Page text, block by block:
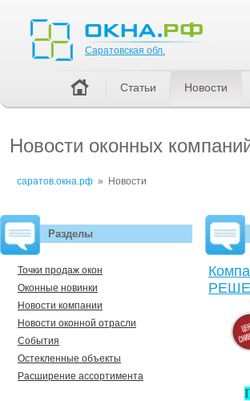
Новости оконных
саратов.окна.рф » Новости
Разделы
Точки продаж окон
Оконные новинки
Новости компании
Новости оконной отрасли
События
Остекленные объекты
Расширение ассортимента
Саратовская обл.
Статьи Новости